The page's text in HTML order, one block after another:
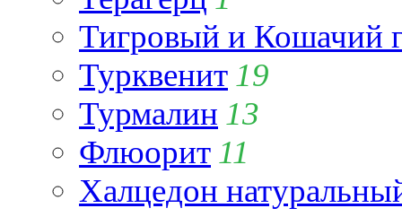
Тигровый и Кошачий
Турквенит 19
Турмалин 13
Флюорит 11
Халцедон